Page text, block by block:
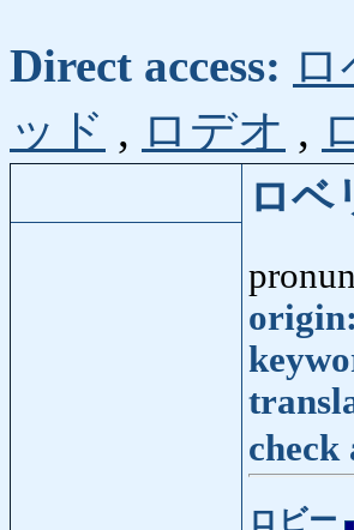
Direct access:
ッド , ロデオ ,
ロベ
origin:
check
ロビー